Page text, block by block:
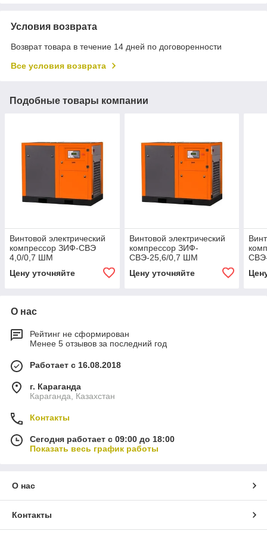
Условия возврата
Возврат товара в течение 14 дней по договоренности
Все условия возврата
Подобные товары компании
Винтовой электрический
компрессор ЗИФ-СВЭ
4,0/0,7 ШМ
Цену уточняйте
Винтовой электрический
компрессор ЗИФ-
СВЭ-25,6/0,7 ШМ
Цену уточняйте
О нас
Рейтинг не сформирован
Менее 5 отзывов за последний год
Работает с 16.08.2018
г. Караганда
Караганда, Казахстан
Контакты
Сегодня работает с 09:00 до 18:00
Показать весь график работы
О нас
Контакты